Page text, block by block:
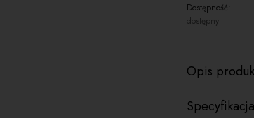
Dostępność:
dostępny
Opis